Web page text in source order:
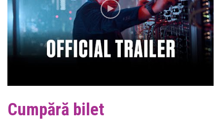
Cumpără bilet